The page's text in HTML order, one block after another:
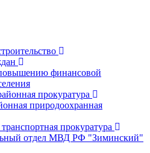
финансовой
прокуратура
природоохранная
прокуратура
отдел МВД РФ "Зиминский"